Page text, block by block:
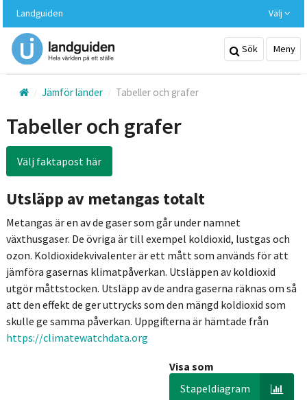
huvudinnehållet
Landguiden Välj
Sök Meny
Jämför länder Tabeller och grafer
Tabeller och grafer
Välj faktapost här
Utsläpp av metangas totalt
Metangas är en av de gaser som går under namnet
växthusgaser. De övriga är till exempel koldioxid, lustgas och
ozon. Koldioxidekvivalenter är ett mått som används för att
jämföra gasernas klimatpåverkan. Utsläppen av koldioxid
utgör måttstocken. Utsläpp av de andra gaserna räknas om så
att den effekt de ger uttrycks som den mängd koldioxid som
skulle ge samma påverkan. Uppgifterna är hämtade från
https://climatewatchdata.org
Visa som
Stapeldiagram